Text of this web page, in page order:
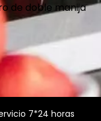
de doble manija
7*24 horas